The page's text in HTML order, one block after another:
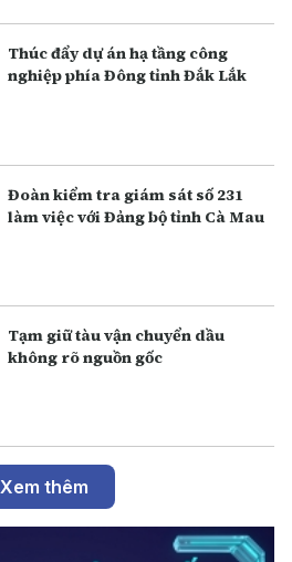
Thúc đẩy dự án hạ tầng công
nghiệp phía Đông tỉnh Đắk Lắk
Đoàn kiểm tra giám sát số 231
làm việc với Đảng bộ tỉnh Cà Mau
Tạm giữ tàu vận chuyển dầu
không rõ nguồn gốc
Xem thêm